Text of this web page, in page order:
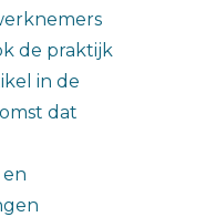
de praktijk
in de
dat
en